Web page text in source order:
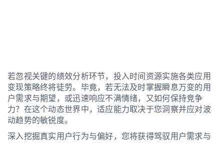
若忽视关键的绩效分析环节，投入时间资源实施各类应用
变现策略终将徒劳。毕竟，若无法及时掌握瞬息万变的用
户需求与期望，或迅速响应不满情绪，又如何保持竞争
力？在这个动态世界中，适应能力取决于您洞察并应对波
动趋势的敏锐度。
深入挖掘真实用户行为与偏好，您将获得驾驭用户需求与